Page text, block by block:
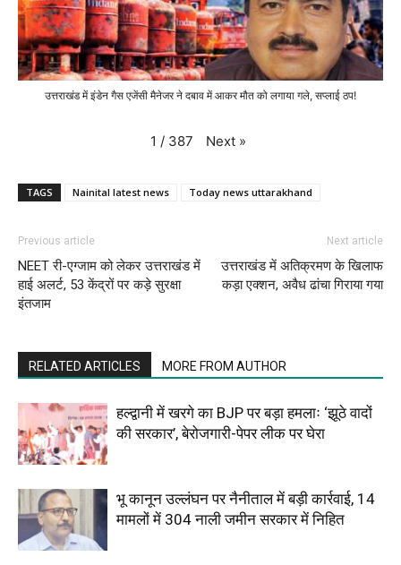
उत्तराखंड में इंडेन गैस एजेंसी मैनेजर ने दबाव में आकर मौत को लगाया गले, सप्लाई ठप!
1 / 387 Next »
TAGS Nainital latest news Today news uttarakhand
Previous article
NEET री-एग्जाम को लेकर उत्तराखंड में
हाई अलर्ट, 53 केंद्रों पर कड़े सुरक्षा
इंतजाम
Next article
उत्तराखंड में अतिक्रमण के खिलाफ
कड़ा एक्शन, अवैध ढांचा गिराया गया
RELATED ARTICLES MORE FROM AUTHOR
हल्द्वानी में खरगे का BJP पर बड़ा हमलाः ‘झूठे वादों
की सरकार’, बेरोजगारी-पेपर लीक पर घेरा
भू कानून उल्लंघन पर नैनीताल में बड़ी कार्रवाई, 14
मामलों में 304 नाली जमीन सरकार में निहित